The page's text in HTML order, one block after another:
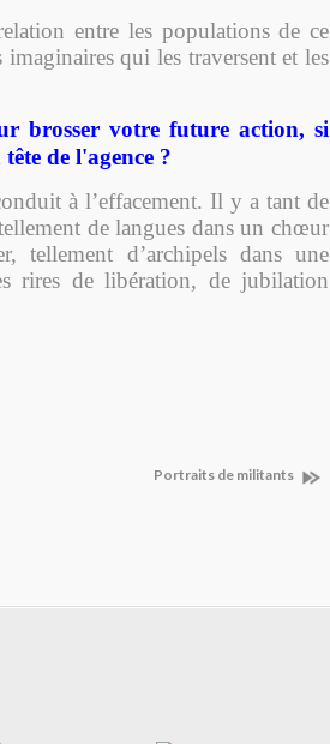
entre les populations de ce
qui les traversent et les
brosser votre future action, si
de l'agence ?
à l’effacement. Il y a tant de
de langues dans un chœur
tellement d’archipels dans une
rires de libération, de jubilation
Portraits de militants